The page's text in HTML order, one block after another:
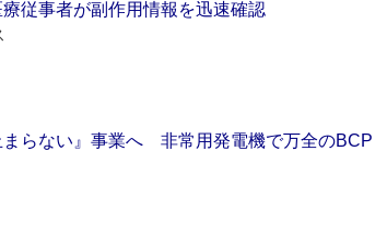
療従事者が副作用情報を迅速確認
まらない』事業へ 非常用発電機で万全のBCP